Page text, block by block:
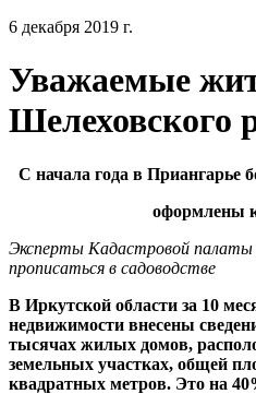
6 декабря 2019 г.
Уважаемые
Шелеховского
С начала года в Приангарье
оформлены
Эксперты Кадастровой палаты
прописаться в садоводстве
В Иркутской области за 10
недвижимости внесены
тысячах жилых домов,
земельных участках, общей
квадратных метров. Это на